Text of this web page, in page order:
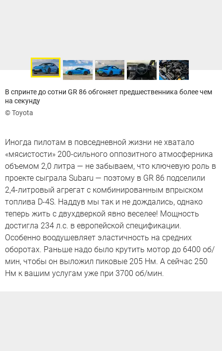
В спринте до сотни GR 86 обгоняет предшественника более чем
на секунду
© Toyota
Иногда пилотам в повседневной жизни не хватало
«мясистости» 200-сильного оппозитного атмосферника
объемом 2,0 литра — не забываем, что ключевую роль в
проекте сыграла Subaru — поэтому в GR 86 подселили
2,4-литровый агрегат с комбинированным впрыском
топлива D-4S. Наддув мы так и не дождались, однако
теперь жить с двухдверкой явно веселее! Мощность
достигла 234 л.с. в европейской спецификации.
Особенно воодушевляет эластичность на средних
оборотах. Раньше надо было крутить мотор до 6400 об/
мин, чтобы он выложил пиковые 205 Нм. А сейчас 250
Нм к вашим услугам уже при 3700 об/мин.